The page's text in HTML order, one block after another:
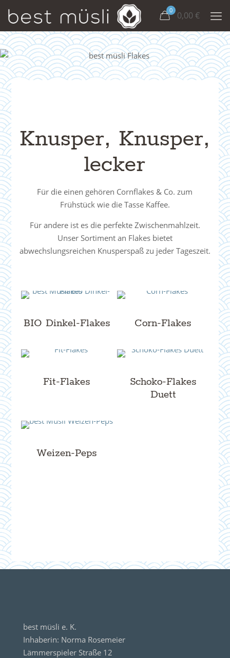
0 0,00 €
Knusper, Knusper,
lecker
Für die einen gehören Cornflakes & Co. zum
Frühstück wie die Tasse Kaffee.
Für andere ist es die perfekte Zwischenmahlzeit.
Unser Sortiment an Flakes bietet
abwechslungsreichen Knusperspaß zu jeder Tageszeit.
BIO Dinkel-Flakes Corn-Flakes
Fit-Flakes
Schoko-Flakes
Duett
Weizen-Peps
best müsli e. K.
Inhaberin: Norma Rosemeier
Lämmerspieler Straße 12